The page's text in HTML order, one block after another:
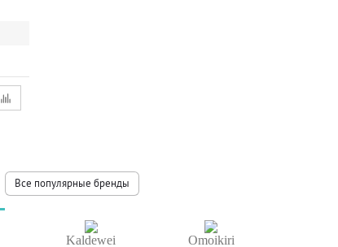
Все популярные бренды
Kaldewei Omoikiri